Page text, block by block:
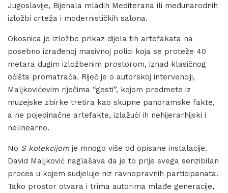
Jugoslavije, Bijenala mladih Mediterana ili međunarodnih
izložbi crteža i modernističkih salona.
Okosnica je izložbe prikaz dijela tih artefakata na
posebno izrađenoj masivnoj polici koja se proteže 40
metara dugim izložbenim prostorom, iznad klasičnog
očišta promatrača. Riječ je o autorskoj intervenciji,
Maljkovićevim riječima “gesti”, kojom predmete iz
muzejske zbirke tretira kao skupne panoramske fakte,
a ne pojedinačne artefakte, izlažući ih nehijerarhijski i
nelinearno.
No S kolekcijomje mnogo više od opisane instalacije.
David Maljković naglašava da je to prije svega senzibilan
proces u kojem sudjeluje niz ravnopravnih participanata.
Tako prostor otvara i trima autorima mlađe generacije,